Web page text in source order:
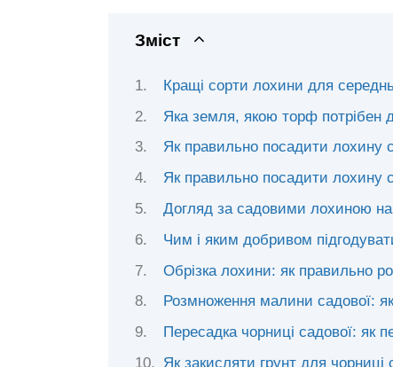
Зміст
Кращі сорти лохини для
Яка земля, якою торф потрібен
Як правильно посадити лохину
Як правильно посадити лохину
Догляд за садовими лохиною на
Чим і яким добривом
Обрізка лохини: як правильно
Розмноження малини садової:
Пересадка чорниці садової: як
Як закисляти грунт для